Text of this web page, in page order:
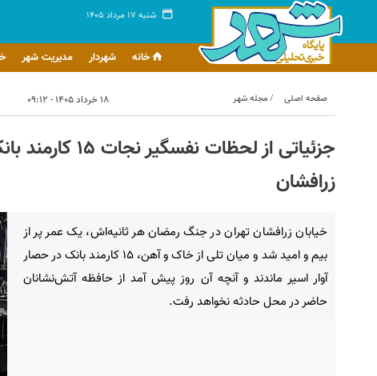
شنبه ۱۷ مرداد ۱۴۰۵
خانه شهردار مدیریت شهر
صفحه اصلی مجله شهر ۱۸ خرداد ۱۴۰۵ - ۰۹:۱۲
جزئیاتی از
زرافشان
خیابان زرافشان تهران در جنگ رمضان هر ثانیه‌اش، یک عمر پر از
بیم و امید شد و میان تلی از خاک و آهن، ۱۵ کارمند بانک در حصار
آوار اسیر ماندند و آنچه آن روز پیش آمد از حافظه آتش‌نشانان
حاضر در محل حادثه نخواهد رفت.